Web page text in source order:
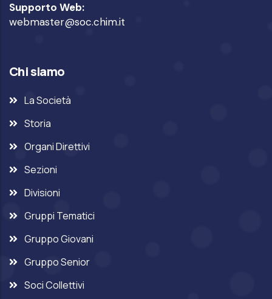
Supporto Web:
webmaster@soc.chim.it
Chi siamo
La Società
Storia
Organi Direttivi
Sezioni
Divisioni
Gruppi Tematici
Gruppo Giovani
Gruppo Senior
Soci Collettivi